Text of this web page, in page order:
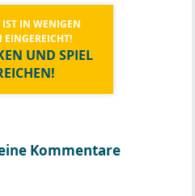
IST IN WENIGEN
EINGEREICHT!
UND SPIEL
Kommentare